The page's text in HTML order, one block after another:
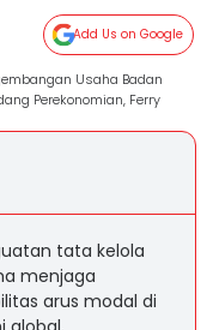
Add Us on Google
Usaha Badan
Perekonomian, Ferry
tata kelola
menjaga
arus modal di